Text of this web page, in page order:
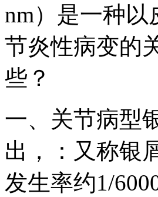
nm）是一种
节炎性病变的
些？
一、关节病型
出，：又称银
发生率约1/